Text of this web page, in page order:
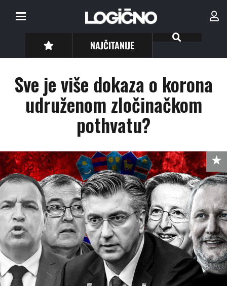
NAJČITANIJE
Sve je više dokaza o korona
udruženom zločinačkom
pothvatu?